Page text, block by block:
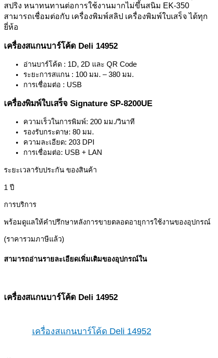
สปริง หนาทนทานต่อการใช้งานมากไม่ขึ้นสนิม EK-350
สามารถเชื่อมต่อกับ เครื่องพิมพ์สลิป เครื่องพิมพ์ใบเสร็จ ได้ทุก
ยี่ห้อ
เครื่องสแกนบาร์โค้ด Deli 14952
อ่านบาร์โค้ด : 1D, 2D และ QR Code
ระยะการสแกน : 100 มม. – 380 มม.
การเชื่อมต่อ : USB
เครื่องพิมพ์ใบเสร็จ Signature SP-8200UE
ความเร็วในการพิมพ์: 200 มม./วินาที
รองรับกระดาษ: 80 มม.
ความละเอียด: 203 DPI
การเชื่อมต่อ: USB + LAN
ระยะเวลารับประกัน ของสินค้า
1 ปี
การบริการ
พร้อมดูแลให้คำปรึกษาหลังการขายตลอดอายุการใช้งานของอุปกรณ์
(ราคารวมภาษีแล้ว)
สามารถอ่านรายละเอียดเพิ่มเติมของอุปกรณ์ใน
เครื่องสแกนบาร์โค้ด Deli 14952
เครื่องสแกนบาร์โค้ด Deli 14952